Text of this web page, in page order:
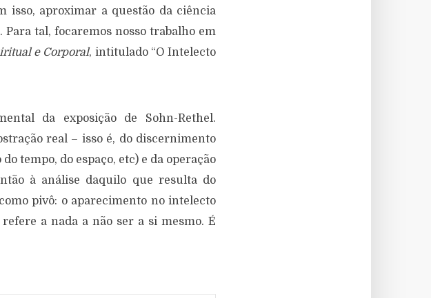
isso, aproximar a questão da ciência
tal, focaremos nosso trabalho em
e Corporal, intitulado “O Intelecto
da exposição de Sohn-Rethel.
real – isso é, do discernimento
tempo, do espaço, etc) e da operação
à análise daquilo que resulta do
pivô: o aparecimento no intelecto
a nada a não ser a si mesmo. É